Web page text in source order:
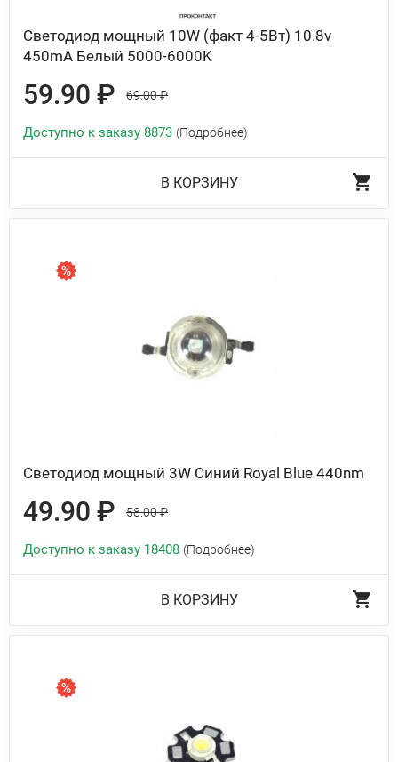
Светодиод мощный 10W (факт 4-5Вт) 10.8v
450mA Белый 5000-6000K
59.90 ₽ 69.00 ₽
Доступно к заказу 8873 (Подробнее)
В КОРЗИНУ
Светодиод мощный 3W Синий Royal Blue 440nm
49.90 ₽ 58.00 ₽
Доступно к заказу 18408 (Подробнее)
В КОРЗИНУ